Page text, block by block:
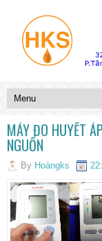
MÁY ĐO HUYẾT
NGUỒN
By Hoàngks